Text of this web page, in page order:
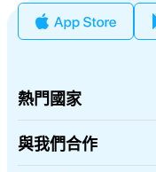
熱門國家
美國
英國
土耳其
與我們合作
批發平台